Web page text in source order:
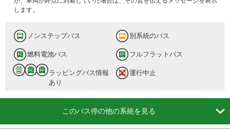
します。
ノンステップバス 別系統のバス
燃料電池バス フルフラットバス
ラッピングバス情報
あり
運行中止
このバス停の他の系統を見る 